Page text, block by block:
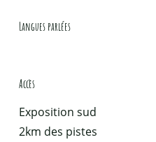
Langues parlées
Langues parlées
Accès
Accès
Exposition sud
2km des pistes